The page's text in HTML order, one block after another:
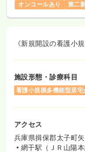
オンコールあり
第二
《新規開設の看護小
施設形態・診療科目
看護小規模多機能型居宅
アクセス
兵庫県揖保郡太子町
網干駅（ＪＲ山陽本